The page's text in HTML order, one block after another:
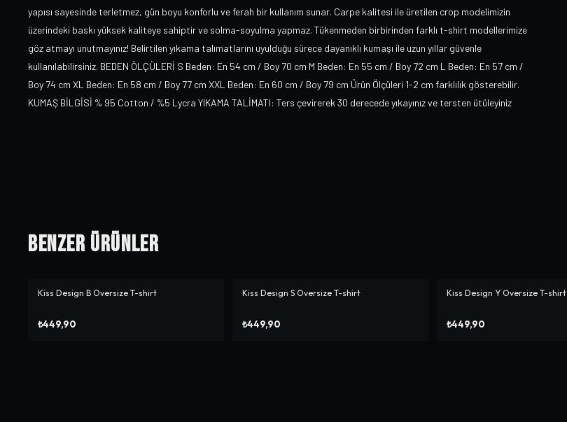
yapısı sayesinde terletmez, gün boyu konforlu ve ferah bir kullanım sunar. Carpe kalitesi ile üretilen crop modelimizin
üzerindeki baskı yüksek kaliteye sahiptir ve solma-soyulma yapmaz. Tükenmeden birbirinden farklı t-shirt modellerimize
göz atmayı unutmayınız! Belirtilen yıkama talımatlarını uyulduğu sürece dayanıklı kumaşı ile uzun yıllar güvenle
kullanılabilirsiniz. BEDEN ÖLÇÜLERİ S Beden: En 54 cm / Boy 70 cm M Beden: En 55 cm / Boy 72 cm L Beden: En 57 cm /
Boy 74 cm XL Beden: En 58 cm / Boy 77 cm XXL Beden: En 60 cm / Boy 79 cm Ürün Ölçüleri 1-2 cm farklılık gösterebilir.
KUMAŞ BİLGİSİ % 95 Cotton / %5 Lycra YIKAMA TALİMATI: Ters çevirerek 30 derecede yıkayınız ve tersten ütüleyiniz
Benzer Ürünler
Kiss Design B Oversize T-shirt
₺449,90
Kiss Design S Oversize T-shirt
₺449,90
Kiss Design Y Oversize T-shirt
₺449,90